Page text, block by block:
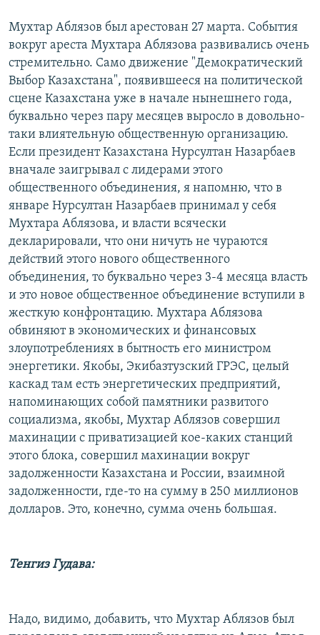
Мухтар Аблязов был арестован 27 марта. События
вокруг ареста Мухтара Аблязова развивались очень
стремительно. Само движение "Демократический
Выбор Казахстана", появившееся на политической
сцене Казахстана уже в начале нынешнего года,
буквально через пару месяцев выросло в довольно-
таки влиятельную общественную организацию.
Если президент Казахстана Нурсултан Назарбаев
вначале заигрывал с лидерами этого
общественного объединения, я напомню, что в
январе Нурсултан Назарбаев принимал у себя
Мухтара Аблязова, и власти всячески
декларировали, что они ничуть не чураются
действий этого нового общественного
объединения, то буквально через 3-4 месяца власть
и это новое общественное объединение вступили в
жесткую конфронтацию. Мухтара Аблязова
обвиняют в экономических и финансовых
злоупотреблениях в бытность его министром
энергетики. Якобы, Экибазтузский ГРЭС, целый
каскад там есть энергетических предприятий,
напоминающих собой памятники развитого
социализма, якобы, Мухтар Аблязов совершил
махинации с приватизацией кое-каких станций
этого блока, совершил махинации вокруг
задолженности Казахстана и России, взаимной
задолженности, где-то на сумму в 250 миллионов
долларов. Это, конечно, сумма очень большая.
Тенгиз Гудава:
Надо, видимо, добавить, что Мухтар Аблязов был